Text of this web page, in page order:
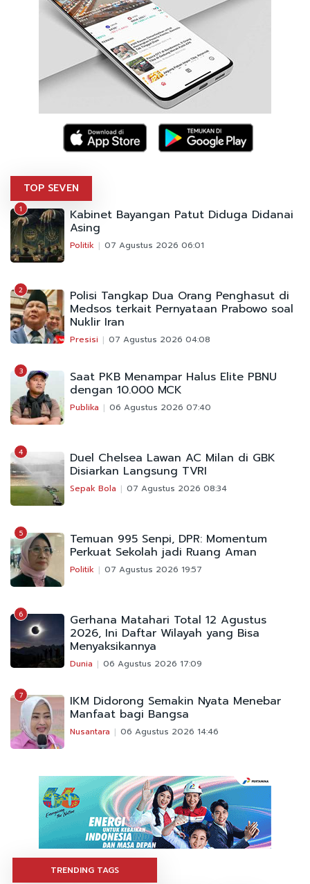
TOP SEVEN
1 Kabinet Bayangan Patut Diduga Didanai
Asing
Politik 07 Agustus 2026 06:01
2 Polisi Tangkap Dua Orang Penghasut di
Medsos terkait Pernyataan Prabowo soal
Nuklir Iran
Presisi 07 Agustus 2026 04:08
3 Saat PKB Menampar Halus Elite PBNU
dengan 10.000 MCK
Publika 06 Agustus 2026 07:40
4 Duel Chelsea Lawan AC Milan di GBK
Disiarkan Langsung TVRI
Sepak Bola 07 Agustus 2026 08:34
5 Temuan 995 Senpi, DPR: Momentum
Perkuat Sekolah jadi Ruang Aman
Politik 07 Agustus 2026 19:57
6 Gerhana Matahari Total 12 Agustus
2026, Ini Daftar Wilayah yang Bisa
Menyaksikannya
Dunia 06 Agustus 2026 17:09
7 IKM Didorong Semakin Nyata Menebar
Manfaat bagi Bangsa
Nusantara 06 Agustus 2026 14:46
TRENDING TAGS